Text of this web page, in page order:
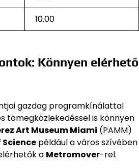
10.00
Könnyen elérhető
gazdag programkínálattal
tömegközlekedéssel is könnyen
Art Museum Miami (PAMM)
Science például a város szívében
a Metromover-rel.